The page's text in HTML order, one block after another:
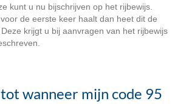
kunt u nu bijschrijven op het rijbewijs.
de eerste keer haalt dan heet dit de
krijgt u bij aanvragen van het rijbewijs
wanneer mijn code 95